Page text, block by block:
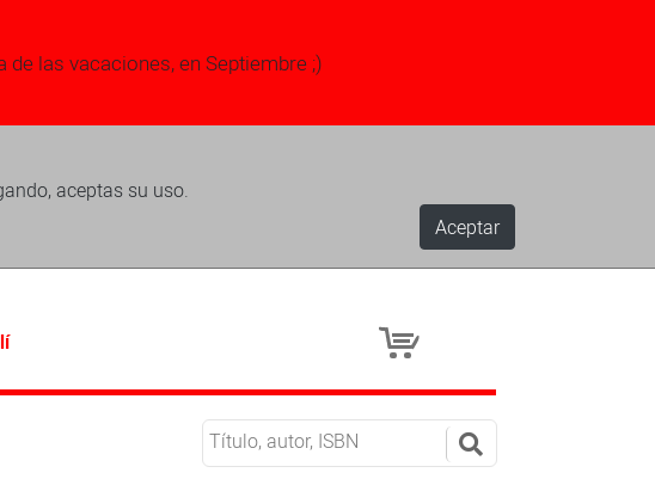
las vacaciones, en Septiembre ;)
aceptas su uso.
Aceptar